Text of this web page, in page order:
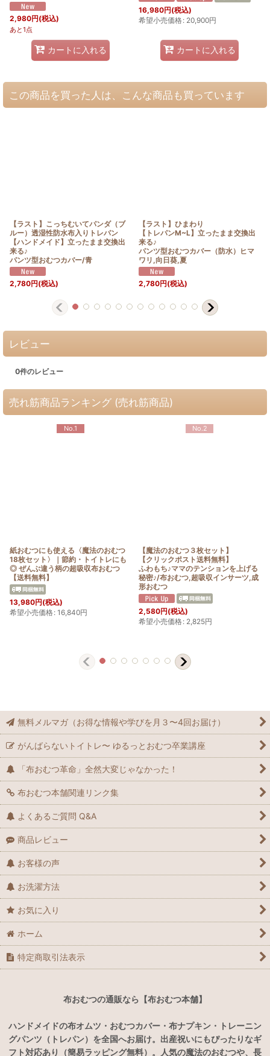
2,980円(税込)
あと1点
カートに入れる
16,980円(税込)
希望小売価格: 20,900円
カートに入れる
この商品を買った人は、こんな商品も買っています
【ラスト】こっちむいてパンダ（ブ
ルー）透湿性防水布入りトレパン
【ハンドメイド】立ったまま交換出
来る♪
パンツ型おむつカバー/青
2,780円(税込)
【ラスト】ひまわり
【トレパンM~L】立ったまま交換出
来る♪
パンツ型おむつカバー（防水）ヒマ
ワリ,向日葵,夏
2,780円(税込)
レビュー
0件のレビュー
売れ筋商品ランキング (売れ筋商品)
No.1
紙おむつにも使える〈魔法のおむつ
18枚セット〉｜節約・トイトレにも
◎ ぜんぶ違う柄の超吸収布おむつ
【送料無料】
13,980円(税込)
希望小売価格: 16,840円
No.2
【魔法のおむつ３枚セット】
【クリックポスト送料無料】
ふわもち♪ママのテンションを上げる
秘密♪/布おむつ,超吸収インサーツ,成
形おむつ
2,580円(税込)
希望小売価格: 2,825円
無料メルマガ（お得な情報や学びを月３〜4回お届け）
がんばらないトイトレ〜 ゆるっとおむつ卒業講座
「布おむつ革命」全然大変じゃなかった！
布おむつ本舗関連リンク集
よくあるご質問 Q&A
商品レビュー
お客様の声
お洗濯方法
お気に入り
ホーム
特定商取引法表示
布おむつの通販なら【布おむつ本舗】
ハンドメイドの布オムツ・おむつカバー・布ナプキン・トレーニン
グパンツ（トレパン）を全国へお届け。出産祝いにもぴったりなギ
フト対応あり（簡易ラッピング無料）。人気の魔法のおむつや、長